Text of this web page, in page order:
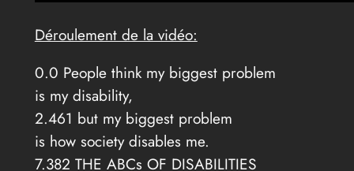
Déroulement de la vidéo:
0.0 People think my biggest problem
is my disability,
2.461 but my biggest problem
is how society disables me.
7.382 THE ABCs OF DISABILITIES